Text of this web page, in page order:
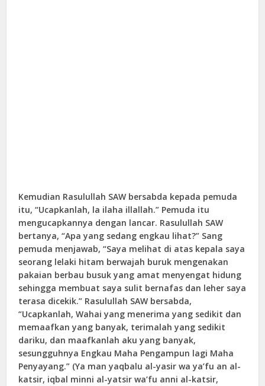
Kemudian Rasulullah SAW bersabda kepada pemuda
itu, “Ucapkanlah, la ilaha illallah.” Pemuda itu
mengucapkannya dengan lancar. Rasulullah SAW
bertanya, “Apa yang sedang engkau lihat?” Sang
pemuda menjawab, “Saya melihat di atas kepala saya
seorang lelaki hitam berwajah buruk mengenakan
pakaian berbau busuk yang amat menyengat hidung
sehingga membuat saya sulit bernafas dan leher saya
terasa dicekik.” Rasulullah SAW bersabda,
“Ucapkanlah, Wahai yang menerima yang sedikit dan
memaafkan yang banyak, terimalah yang sedikit
dariku, dan maafkanlah aku yang banyak,
sesungguhnya Engkau Maha Pengampun lagi Maha
Penyayang.” (Ya man yaqbalu al-yasir wa ya’fu an al-
katsir, iqbal minni al-yatsir wa’fu anni al-katsir,